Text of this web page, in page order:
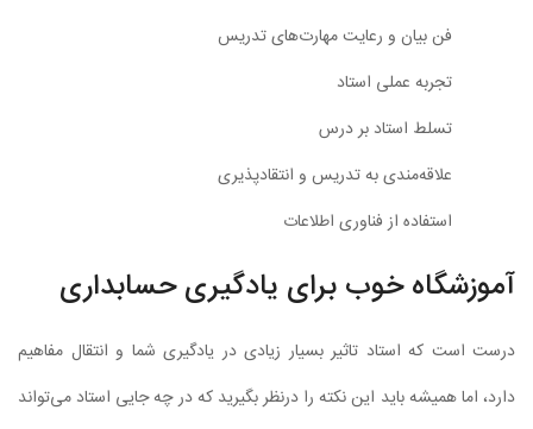
فن بيان و رعايت مهارت‌های تدريس
تجربه عملی استاد
تسلط استاد بر درس
علاقه‌مندی به تدريس و انتقادپذيری
استفاده از فناوری اطلاعات
آموزشگاه خوب برای یادگیری حسابداری
درست است که استاد تاثیر بسیار زیادی در یادگیری شما و انتقال مفاهیم
دارد، اما همیشه باید این نکته را درنظر بگیرید که در چه جایی استاد می‌تواند